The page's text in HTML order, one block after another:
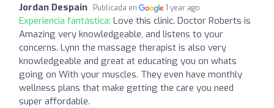
Jordan Despain Publicada en 1 year ago
Experiencia fantástica: Love this clinic. Doctor Roberts is
Amazing very knowledgeable, and listens to your
concerns. Lynn the massage therapist is also very
knowledgeable and great at educating you on whats
going on With your muscles. They even have monthly
wellness plans that make getting the care you need
super affordable.